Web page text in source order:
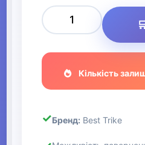
Кількість
Бренд: Best Trike